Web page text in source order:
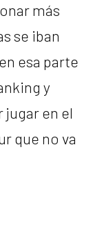
más
se iban
esa parte
y
jugar en el
que no va